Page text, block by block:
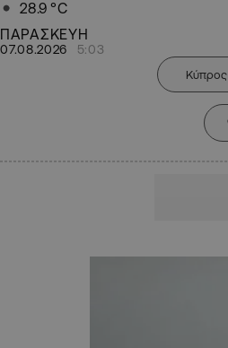
28.9 °C
ΠΑΡΑΣΚΕΥΗ
07.08.2026 5:03
Κύπρος